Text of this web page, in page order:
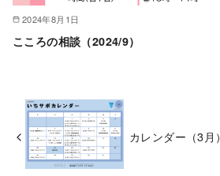
2024年8月1日
こころの相談（2024/9）
カレンダー（3月）